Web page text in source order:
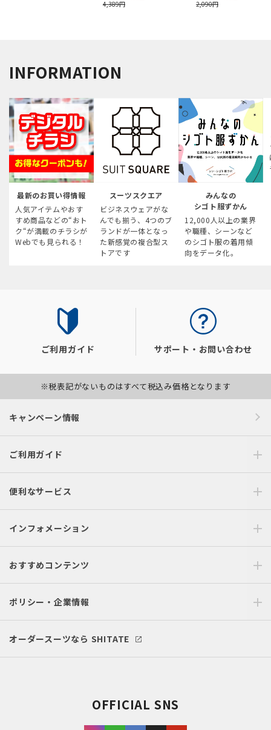
INFORMATION
最新のお買い得情報
人気アイテムやおす
すめ商品などの“おト
ク“が満載のチラシが
Webでも見られる！
スーツスクエア
ビジネスウェアがな
んでも揃う、4つのブ
ランドが一体となっ
た新感覚の複合型ス
トアです
みんなの
シゴト服ずかん
12,000人以上の業界
や職種、シーンなど
のシゴト服の着用傾
向をデータ化。
ご利用ガイド サポート・お問い合わせ
※税表記がないものはすべて税込み価格となります
キャンペーン情報
ご利用ガイド
便利なサービス
インフォメーション
おすすめコンテンツ
ポリシー・企業情報
オーダースーツなら SHITATE
OFFICIAL SNS